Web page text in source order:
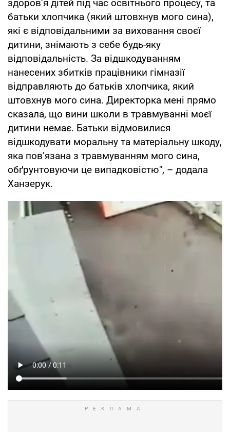
здоров’я дітей під час освітнього процесу, та
батьки хлопчика (який штовхнув мого сина),
які є відповідальними за виховання своєї
дитини, знімають з себе будь-яку
відповідальність. За відшкодуванням
нанесених збитків працівники гімназії
відправляють до батьків хлопчика, який
штовхнув мого сина. Директорка мені прямо
сказала, що вини школи в травмуванні моєї
дитини немає. Батьки відмовилися
відшкодувати моральну та матеріальну шкоду,
яка пов’язана з травмуванням мого сина,
обґрунтовуючи це випадковістю", – додала
Ханзерук.